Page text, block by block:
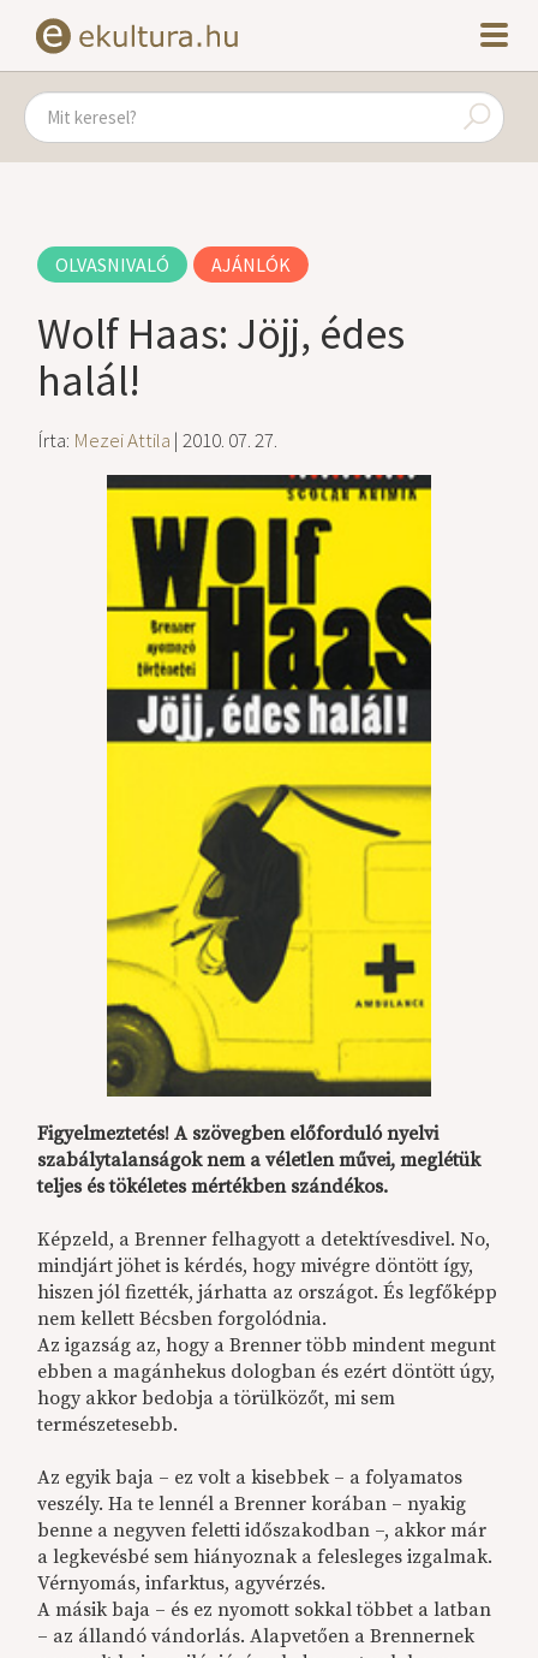
OLVASNIVALÓ AJÁNLÓK
Wolf Haas: Jöjj, édes
halál!
Írta: Mezei Attila | 2010. 07. 27.
Figyelmeztetés! A szövegben előforduló nyelvi
szabálytalanságok nem a véletlen művei, meglétük
teljes és tökéletes mértékben szándékos.
Képzeld, a Brenner felhagyott a detektívesdivel. No,
mindjárt jöhet is kérdés, hogy mivégre döntött így,
hiszen jól fizették, járhatta az országot. És legfőképp
nem kellett Bécsben forgolódnia.
Az igazság az, hogy a Brenner több mindent megunt
ebben a magánhekus dologban és ezért döntött úgy,
hogy akkor bedobja a törülközőt, mi sem
természetesebb.
Az egyik baja – ez volt a kisebbek – a folyamatos
veszély. Ha te lennél a Brenner korában – nyakig
benne a negyven feletti időszakodban –, akkor már
a legkevésbé sem hiányoznak a felesleges izgalmak.
Vérnyomás, infarktus, agyvérzés.
A másik baja – és ez nyomott sokkal többet a latban
– az állandó vándorlás. Alapvetően a Brennernek